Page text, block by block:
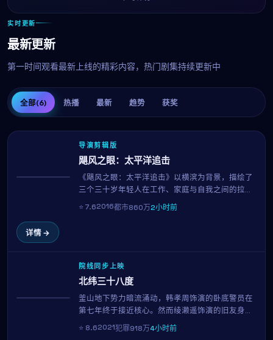
实时更新
最新更新
第一时间观看最新上线的精彩内容，热门剧集持续更新中
全部(6) 热播 最新 趋势 获奖
导演剪辑版
飓风之眼：太平洋追击
《飓风之眼：太平洋追击》以横滨为背景，描绘了
三个三十岁年轻人在工作、家庭与自我之间的拉
扯。全智贤与上户彩的对手戏自然有张力，导演河
濑直美延续其一贯的细腻笔触，在92分钟的时长内
⭐7.62016都市860万2小时前
详情 →
院线同步上映
北纬三十八度
釜山地下势力暗流涌动，韩孝周饰演的卧底警员在
第七年终于接近核心。然而绫濑遥饰演的旧友身份
突变，让他陷入忠诚与生存的两难。李沧东的招牌
长镜头与冷暖对比色调，在本片中再次令人窒息。
⭐ 8.62021犯罪918万4小时前